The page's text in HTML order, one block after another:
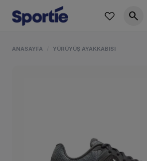
search
ANASAYFA YÜRÜYÜŞ AYAKKABISI